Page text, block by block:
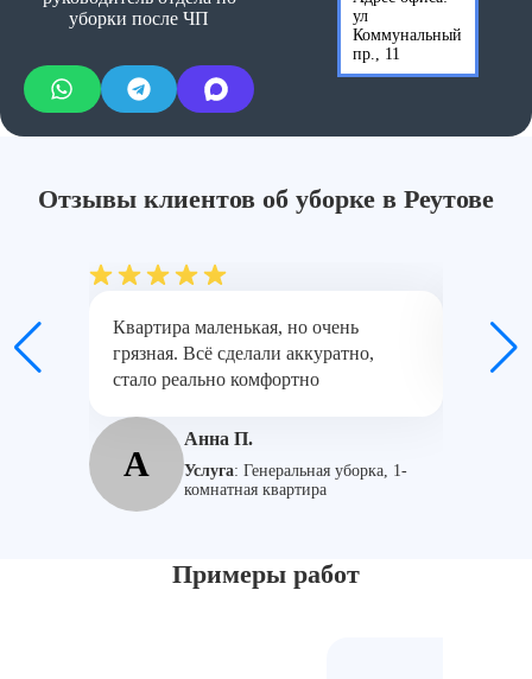
уборки после ЧП
ул
Коммунальный
пр., 11
Отзывы клиентов об уборке в Реутове
Квартира маленькая, но очень
грязная. Всё сделали аккуратно,
стало реально комфортно
А
Анна П.
Услуга: Генеральная уборка, 1-
комнатная квартира
Было
Примеры работ